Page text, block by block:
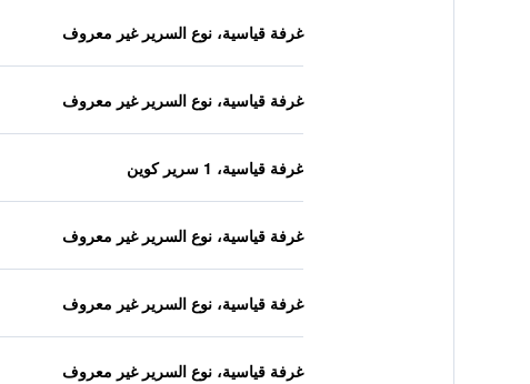
غرفة قياسية، نوع السرير غير معروف
غرفة قياسية، نوع السرير غير معروف
غرفة قياسية، 1 سرير كوين
غرفة قياسية، نوع السرير غير معروف
غرفة قياسية، نوع السرير غير معروف
غرفة قياسية، نوع السرير غير معروف